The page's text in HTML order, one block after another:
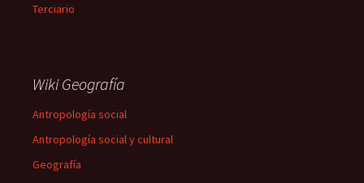
Terciario
Wiki Geografía
Antropología social
Antropología social y cultural
Geografía